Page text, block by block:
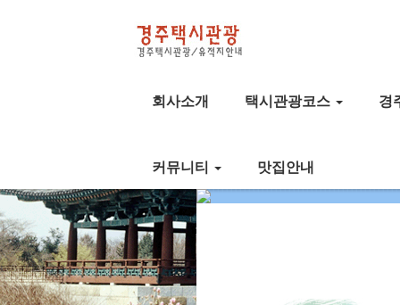
회사소개 택시관광코스 경
커뮤니티 맛집안내